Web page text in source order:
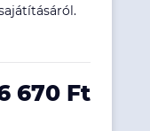
670 Ft